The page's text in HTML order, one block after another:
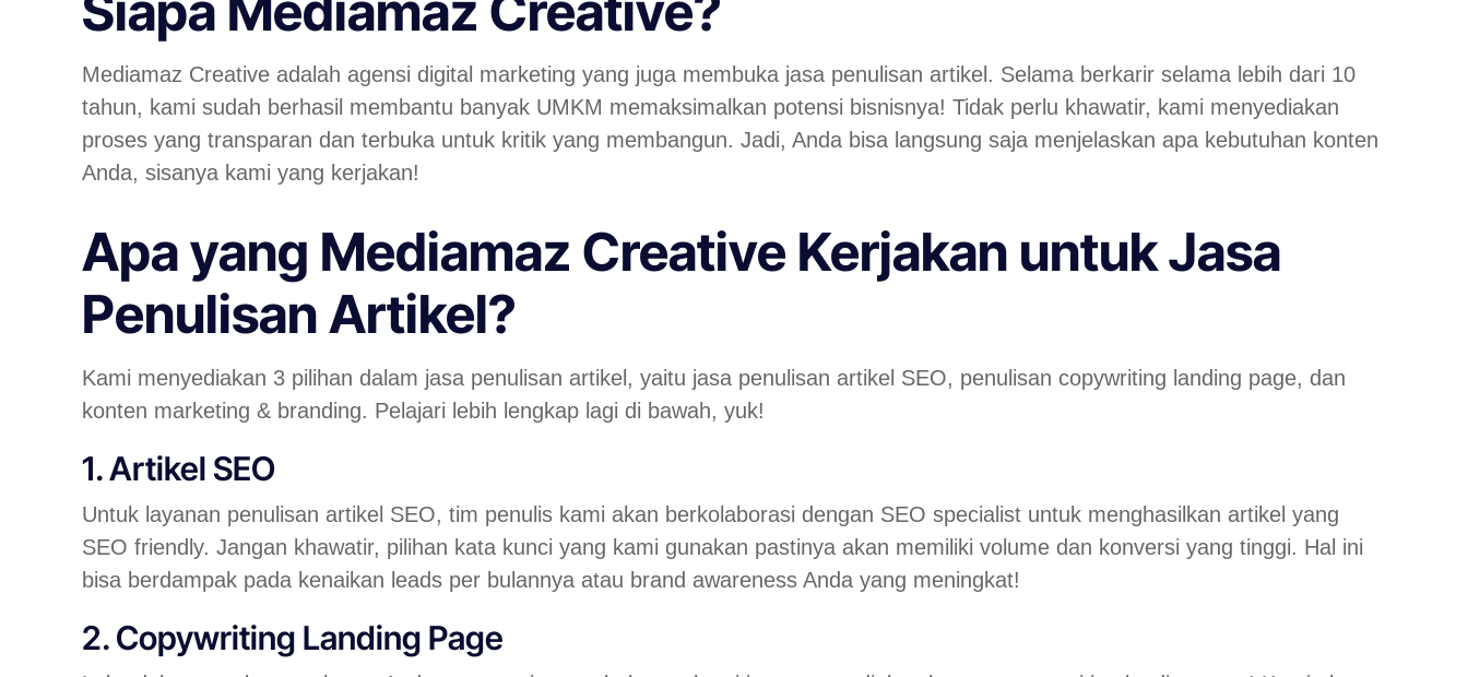
Mediamaz Creative adalah agensi digital marketing yang juga membuka jasa penulisan artikel. Selama berkarir selama lebih dari 10
tahun, kami sudah berhasil membantu banyak UMKM memaksimalkan potensi bisnisnya! Tidak perlu khawatir, kami menyediakan
proses yang transparan dan terbuka untuk kritik yang membangun. Jadi, Anda bisa langsung saja menjelaskan apa kebutuhan konten
Anda, sisanya kami yang kerjakan!
Apa yang Mediamaz Creative Kerjakan untuk Jasa
Penulisan Artikel?
Kami menyediakan 3 pilihan dalam jasa penulisan artikel, yaitu jasa penulisan artikel SEO, penulisan copywriting landing page, dan
konten marketing & branding. Pelajari lebih lengkap lagi di bawah, yuk!
1. Artikel SEO
Untuk layanan penulisan artikel SEO, tim penulis kami akan berkolaborasi dengan SEO specialist untuk menghasilkan artikel yang
SEO friendly. Jangan khawatir, pilihan kata kunci yang kami gunakan pastinya akan memiliki volume dan konversi yang tinggi. Hal ini
bisa berdampak pada kenaikan leads per bulannya atau brand awareness Anda yang meningkat!
2. Copywriting Landing Page